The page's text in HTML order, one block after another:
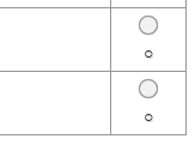
○
○